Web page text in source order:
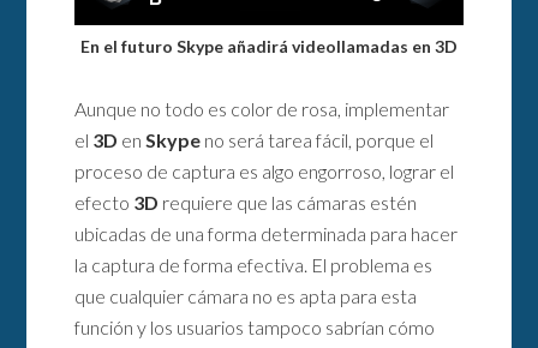
En el futuro Skype añadirá videollamadas en 3D
Aunque no todo es color de rosa, implementar
el 3D en Skype no será tarea fácil, porque el
proceso de captura es algo engorroso, lograr el
efecto 3D requiere que las cámaras estén
ubicadas de una forma determinada para hacer
la captura de forma efectiva. El problema es
que cualquier cámara no es apta para esta
función y los usuarios tampoco sabrían cómo